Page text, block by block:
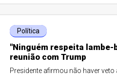
Política
"Ninguém respeita
reunião com Trump
Presidente afirmou não haver veto